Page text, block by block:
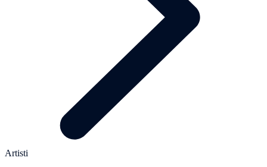
Artisti